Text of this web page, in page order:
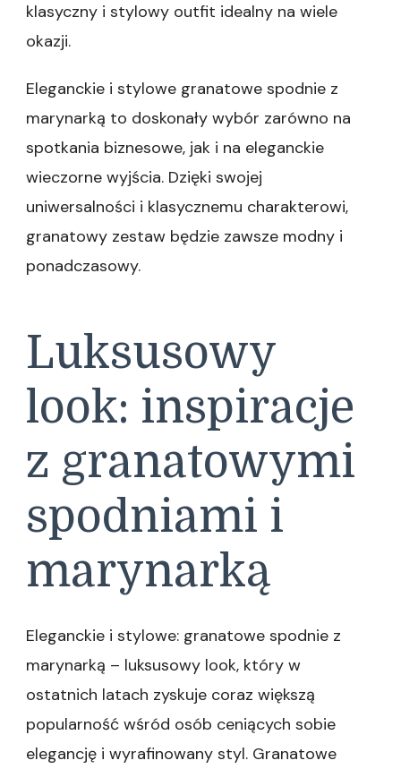
klasyczny i stylowy outfit idealny na wiele
okazji.
Eleganckie i stylowe granatowe spodnie z
marynarką to doskonały wybór zarówno na
spotkania biznesowe, jak i na eleganckie
wieczorne wyjścia. Dzięki swojej
uniwersalności i klasycznemu charakterowi,
granatowy zestaw będzie zawsze modny i
ponadczasowy.
Luksusowy
look: inspiracje
z granatowymi
spodniami i
marynarką
Eleganckie i stylowe: granatowe spodnie z
marynarką – luksusowy look, który w
ostatnich latach zyskuje coraz większą
popularność wśród osób ceniących sobie
elegancję i wyrafinowany styl. Granatowe